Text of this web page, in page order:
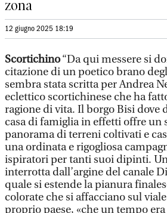
zona
12 giugno 2025 18:19
Scortichino“Da qui messere si
citazione di un poetico brano
sembra stata scritta per Andrea
eclettico scortichinese che ha
ragione di vita. Il borgo Bisi dove
casa di famiglia in effetti offre un
panorama di terreni coltivati e
una ordinata e rigogliosa
ispiratori per tanti suoi dipinti.
interrotta dall’argine del canale
quale si estende la pianura
colorate che si affacciano sul
proprio paese, «che un tempo